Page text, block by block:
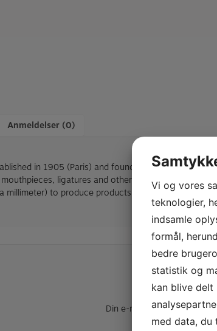
Anmeldelser (0)
in 1905 (Paris) and founded by clarinettist,
ligatures and other accessories.
millimeter) to produce products of outstanding
Der er
Vær den første til
Din e-mailadresse vil ikke
Vi og vores
teknologier,
indsamle
formål,
bedre
statistik og
kan blive delt
med data, du